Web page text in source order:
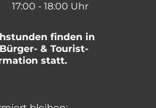
17:00 - 18:00 Uhr
finden in
& Tourist-
statt.